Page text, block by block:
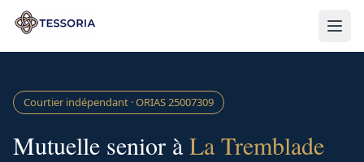
Aller au contenu principal
Courtier indépendant · ORIAS25007309
Mutuelle senior àLa Tremblade